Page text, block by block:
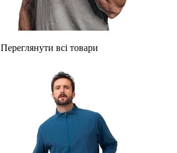
Переглянути всі товари